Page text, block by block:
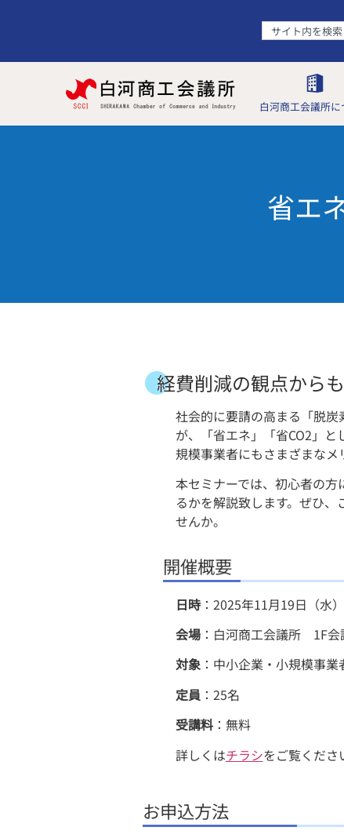
白河商工会議所に
省エ
経費削減の観点から
社会的に要請の高まる「脱
が、「省エネ」「省CO2」
規模事業者にもさまざまなメ
本セミナーでは、初心者の
るかを解説致します。ぜひ
せんか。
開催概要
日時：2025年11月19日（水
会場：白河商工会議所 1F会
対象：中小企業・小規模事業
定員：25名
受講料：無料
詳しくはチラシをご覧くださ
お申込方法